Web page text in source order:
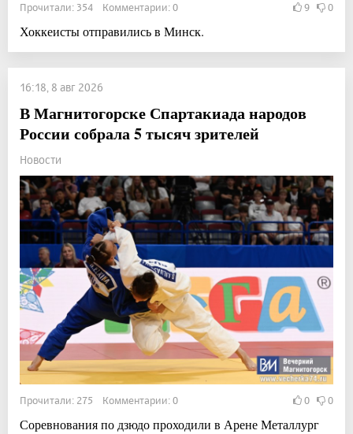
Прочитали: 354 Комментарии: 0 9 0
Хоккеисты отправились в Минск.
16:18, 8 авг 2026
В Магнитогорске Спартакиада народов
России собрала 5 тысяч зрителей
Новости
Прочитали: 275 Комментарии: 0 0 0
Соревнования по дзюдо проходили в Арене Металлург